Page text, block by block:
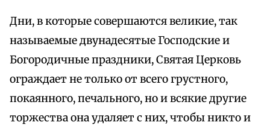
Дни, в которые совершаются великие, так
называемые двунадесятые Господские и
Богородичные праздники, Святая Церковь
ограждает не только от всего грустного,
покаянного, печального, но и всякие другие
торжества она удаляет с них, чтобы никто и